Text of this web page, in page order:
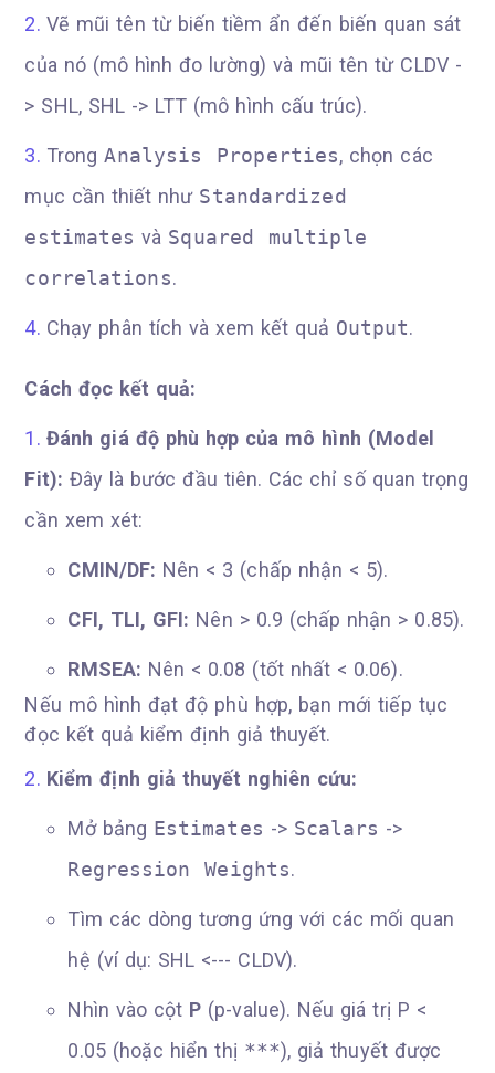
Vẽ mũi tên từ biến tiềm ẩn đến biến quan sát
của nó (mô hình đo lường) và mũi tên từ CLDV -
> SHL, SHL -> LTT (mô hình cấu trúc).
TrongAnalysis Properties, chọn các
mục cần thiết như Standardized
estimates và Squared multiple
correlations.
Chạy phân tích và xem kết quả Output.
Cách đọc kết quả:
Đánh giá độ phù hợp của mô hình (Model
Fit): Đây là bước đầu tiên. Các chỉ số quan trọng
cần xem xét:
CMIN/DF: Nên < 3 (chấp nhận < 5).
CFI, TLI, GFI: Nên > 0.9 (chấp nhận > 0.85).
RMSEA: Nên < 0.08 (tốt nhất < 0.06).
Nếu mô hình đạt độ phù hợp, bạn mới tiếp tục
đọc kết quả kiểm định giả thuyết.
Kiểm định giả thuyết nghiên cứu:
Mở bảng Estimates -> Scalars ->
Regression Weights.
Tìm các dòng tương ứng với các mối quan
hệ (ví dụ: SHL <--- CLDV).
Nhìn vào cột P (p-value). Nếu giá trị P <
0.05 (hoặc hiển thị ***), giả thuyết được